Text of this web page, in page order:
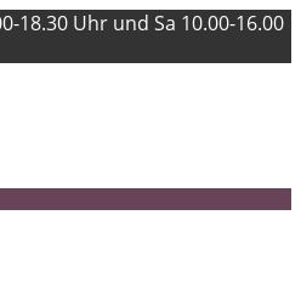
18.30 Uhr und Sa 10.00-16.00